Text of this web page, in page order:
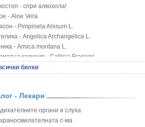
- спри алкохола!
- Aloe Vera
- Pimpinela Anisum L.
- Angelica Archangelica L.
- Arnica montana L.
кализия - Callisia Fragans
- Sorbus melanocorpa
аир - Acorus calamus L.
тъжник - Spirea ulmaria L.
билки
- Лекари
органи и слуха
с-ма